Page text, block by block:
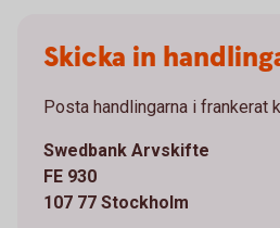
Skicka in
Posta handlingarna i frankerat
Swedbank Arvskifte
FE 930
107 77 Stockholm